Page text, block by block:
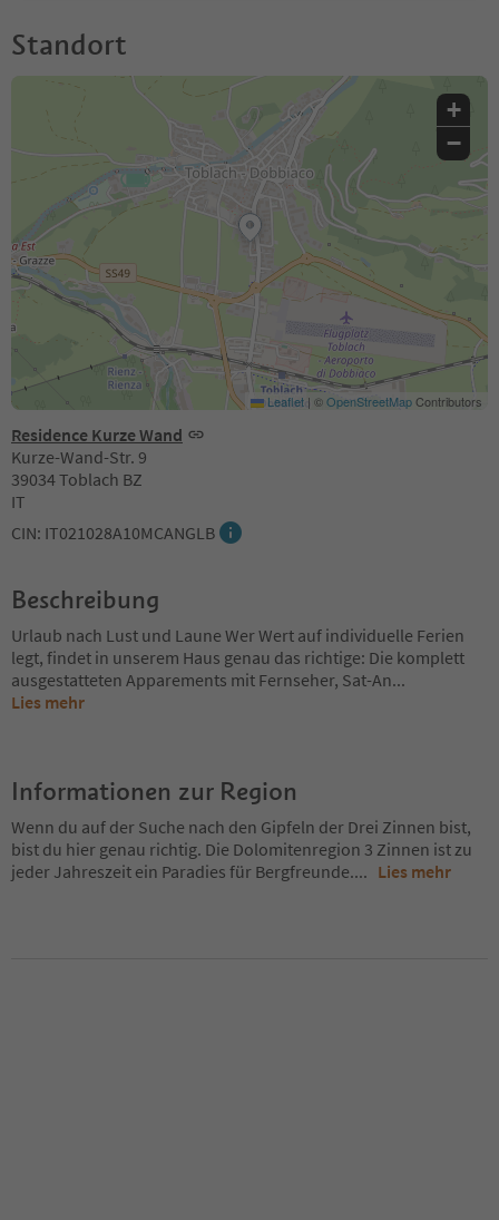
Standort
Residence Kurze Wand
Kurze-Wand-Str. 9
39034 Toblach BZ
IT
CIN: IT021028A10MCANGLB
+
−
Leaflet | ©OpenStreetMapContributors
Beschreibung
Urlaub nach Lust und Laune Wer Wert auf individuelle Ferien
legt, findet in unserem Haus genau das richtige: Die komplett
ausgestatteten Apparements mit Fernseher, Sat-An...
Lies mehr
Informationen zur Region
Wenn du auf der Suche nach den Gipfeln der Drei Zinnen bist,
bist du hier genau richtig. Die Dolomitenregion 3 Zinnen ist zu
jeder Jahreszeit ein Paradies für Bergfreunde.... Lies mehr